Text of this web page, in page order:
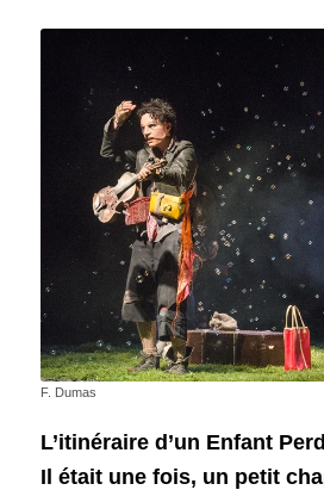
F. Dumas
L’itinéraire d’un Enfant
Il était une fois, un petit